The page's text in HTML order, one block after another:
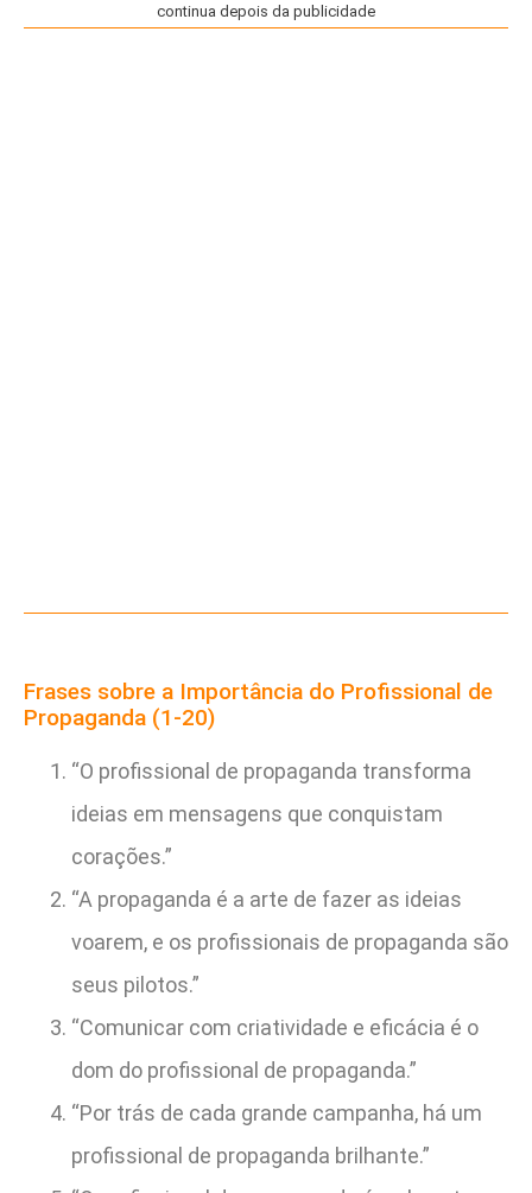
continua depois da publicidade
Frases sobre a Importância do Profissional de
Propaganda (1-20)
“O profissional de propaganda transforma
ideias em mensagens que conquistam
corações.”
“A propaganda é a arte de fazer as ideias
voarem, e os profissionais de propaganda são
seus pilotos.”
“Comunicar com criatividade e eficácia é o
dom do profissional de propaganda.”
“Por trás de cada grande campanha, há um
profissional de propaganda brilhante.”